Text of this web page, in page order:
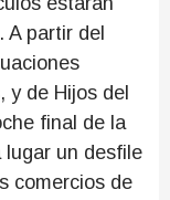
A partir del
y de Hijos del
final de la
lugar un desfile
comercios de